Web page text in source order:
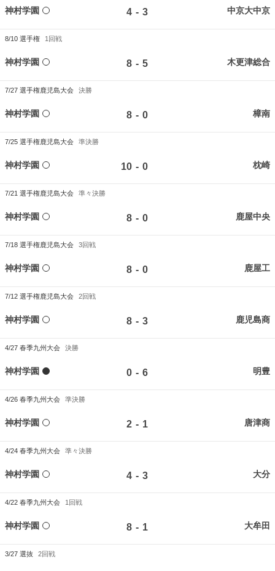
神村学園 4 - 3 中京大中京
8/10 選手権 1回戦
神村学園 8 - 5 木更津総合
7/27 選手権鹿児島大会 決勝
神村学園 8 - 0 樟南
7/25 選手権鹿児島大会 準決勝
神村学園 10 - 0 枕崎
7/21 選手権鹿児島大会 準々決勝
神村学園 8 - 0 鹿屋中央
7/18 選手権鹿児島大会 3回戦
神村学園 8 - 0 鹿屋工
7/12 選手権鹿児島大会 2回戦
神村学園 8 - 3 鹿児島商
4/27 春季九州大会 決勝
神村学園 0 - 6 明豊
4/26 春季九州大会 準決勝
神村学園 2 - 1 唐津商
4/24 春季九州大会 準々決勝
神村学園 4 - 3 大分
4/22 春季九州大会 1回戦
神村学園 8 - 1 大牟田
3/27 選抜 2回戦